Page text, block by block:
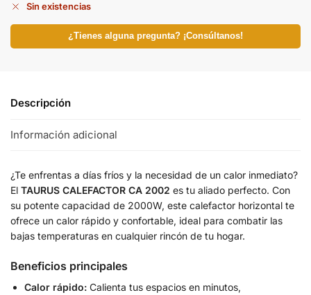
Sin existencias
¿Tienes alguna pregunta? ¡Consúltanos!
Descripción
Información adicional
¿Te enfrentas a días fríos y la necesidad de un calor inmediato?
El TAURUS CALEFACTOR CA 2002 es tu aliado perfecto. Con
su potente capacidad de 2000W, este calefactor horizontal te
ofrece un calor rápido y confortable, ideal para combatir las
bajas temperaturas en cualquier rincón de tu hogar.
Beneficios principales
Calor rápido: Calienta tus espacios en minutos,